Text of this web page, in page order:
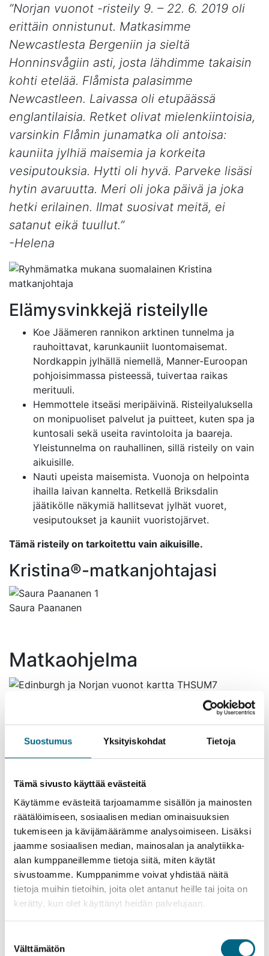
Suostumus Yksityiskohdat Tietoja
Tämä sivusto käyttää evästeitä
Käytämme evästeitä tarjoamamme sisällön ja mainosten
räätälöimiseen, sosiaalisen median ominaisuuksien
tukemiseen ja kävijämäärämme analysoimiseen. Lisäksi
jaamme sosiaalisen median, mainosalan ja analytiikka-
alan kumppaneillemme tietoja siitä, miten käytät
sivustoamme. Kumppanimme voivat yhdistää näitä
tietoja muihin tietoihin, joita olet antanut heille tai joita on
kerätty, kun olet käyttänyt heidän palvelujaan.
valinta
Välttämätön
”Norjan vuonot -risteily 9. – 22. 6. 2019 oli
erittäin onnistunut. Matkasimme
Newcastlesta Bergeniin ja sieltä
Honninsvågiin asti, josta lähdimme takaisin
kohti etelää. Flåmista palasimme
Newcastleen. Laivassa oli etupäässä
englantilaisia. Retket olivat mielenkiintoisia,
varsinkin Flåmin junamatka oli antoisa:
kauniita jylhiä maisemia ja korkeita
vesiputouksia. Hytti oli hyvä. Parveke lisäsi
hytin avaruutta. Meri oli joka päivä ja joka
hetki erilainen. Ilmat suosivat meitä, ei
satanut eikä tuullut.”
-Helena
Elämysvinkkejä risteilylle
Koe Jäämeren rannikon arktinen tunnelma ja
rauhoittavat, karunkauniit luontomaisemat.
Nordkappin jylhällä niemellä, Manner-Euroopan
pohjoisimmassa pisteessä, tuivertaa raikas
merituuli.
Hemmottele itseäsi meripäivinä. Risteilyaluksella
on monipuoliset palvelut ja puitteet, kuten spa ja
kuntosali sekä useita ravintoloita ja baareja.
Yleistunnelma on rauhallinen, sillä risteily on vain
aikuisille.
Nauti upeista maisemista. Vuonoja on helpointa
ihailla laivan kannelta. Retkellä Briksdalin
jäätikölle näkymiä hallitsevat jylhät vuoret,
vesiputoukset ja kauniit vuoristojärvet.
Tämä risteily on tarkoitettu vain aikuisille.
Kristina®-matkanjohtajasi
Saura Paananen
Matkaohjelma
Hintaan sisältyvät ateriat on merkitty matkaohjelmaan
(A=aamiainen, L= lounas, P=päivällinen,
TH=täysihoito).
Lauantai 6.6. Helsinki –
Edinburgh – Newcastle laiva
lähtee klo 16.00 (P)
Kokoontuminen Helsinki-Vantaan lentoasemalla.
Reittilento Edinburghiin, jossa opastettu
kävelykierros. Kierroksen jälkeen bussikuljetus (n.
2,5 h) Newcastleen ja laivaan nousu.
Sunnuntai 7.6. Päivä merellä
(TH)
Meripäivää vietetään nauttien laivan palveluista.